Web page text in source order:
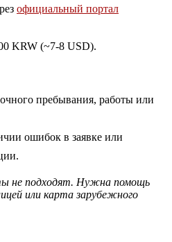
официальный портал
KRW (~7-8 USD).
пребывания, работы или
ошибок в заявке или
не подходят. Нужна помощь
или карта зарубежного